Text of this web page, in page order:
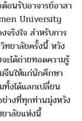
อนรับอาจารย์อาสา
University
ริงใจ สำหรับการ
ทยาลัยครั้งนี้ หวัง
ะได้ถ่ายทอดความรู้
จีนให้แก่นักศึกษา
ทั้งได้แลกเปลี่ยน
ย่างที่ทุกท่านมุ่งหวัง
ยาลัยแห่งนี้